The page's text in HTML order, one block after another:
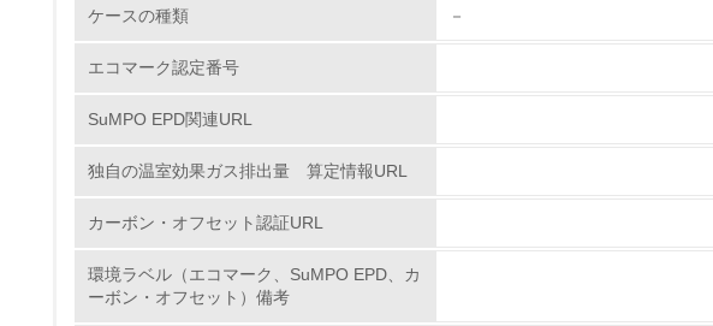
9. <L1> 資源（投入原料、水等）とエネルギー（電力、重油、ガ
10. <L2> 資源とエネルギーの使用量の把握をし、具体的な削減目標
ケースの種類 －
エコマーク認定番号
SuMPO EPD関連URL
独自の温室効果ガス排出量 算定情報URL
カーボン・オフセット認証URL
環境ラベル（エコマーク、SuMPO EPD、カ
ーボン・オフセット）備考